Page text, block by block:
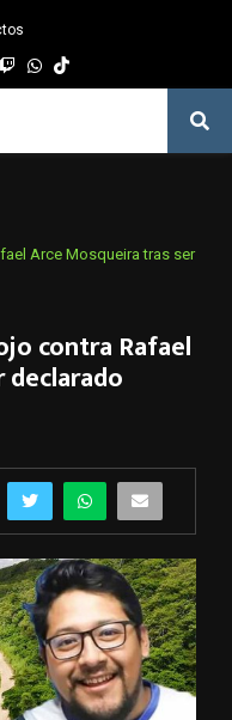
TwitchWhatsapp
Arce Mosqueira tras ser
contra Rafael